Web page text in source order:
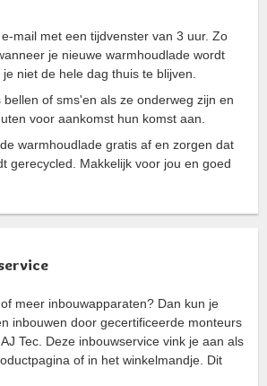
mail met een tijdvenster van 3 uur. Zo
je nieuwe warmhoudlade wordt
niet de hele dag thuis te blijven.
of sms'en als ze onderweg zijn en
voor aankomst hun komst aan.
warmhoudlade gratis af en zorgen dat
gerecycled. Makkelijk voor jou en goed
meer inbouwapparaten? Dan kun je
inbouwen door gecertificeerde monteurs
Tec. Deze inbouwservice vink je aan als
of in het winkelmandje. Dit